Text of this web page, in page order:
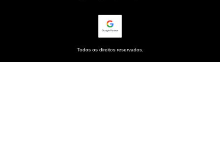
Todos os direitos reservados.